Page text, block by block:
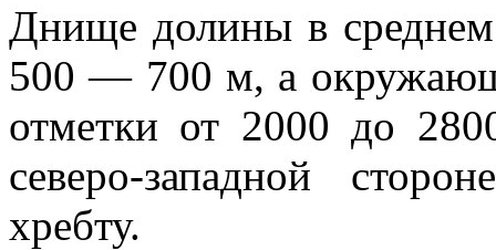
Днище долины в
500 — 700 м, а
отмет­ки от 2000 до
северо-западной
хребту.